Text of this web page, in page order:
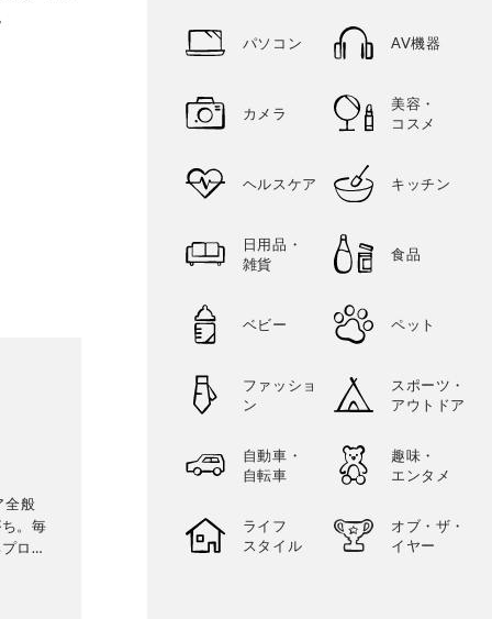
全般
。毎
ロダ
パソコン AV機器
カメラ
美容・
コスメ
ヘルスケア キッチン
日用品・
雑貨
食品
ベビー ペット
ファッショ
ン
スポーツ・
アウトドア
自動車・
自転車
趣味・
エンタメ
ライフ
スタイル
オブ・ザ・
イヤー